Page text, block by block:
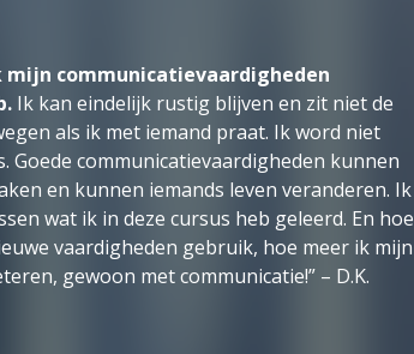
mijn communicatie­vaardigheden
Ik kan eindelijk rustig blijven en zit niet de
als ik met iemand praat. Ik word niet
Goede communicatie­vaardigheden kunnen
en kunnen iemands leven veranderen. Ik
wat ik in deze cursus heb geleerd. En hoe
vaardigheden gebruik, hoe meer ik mijn
gewoon met communicatie!” – D.K.